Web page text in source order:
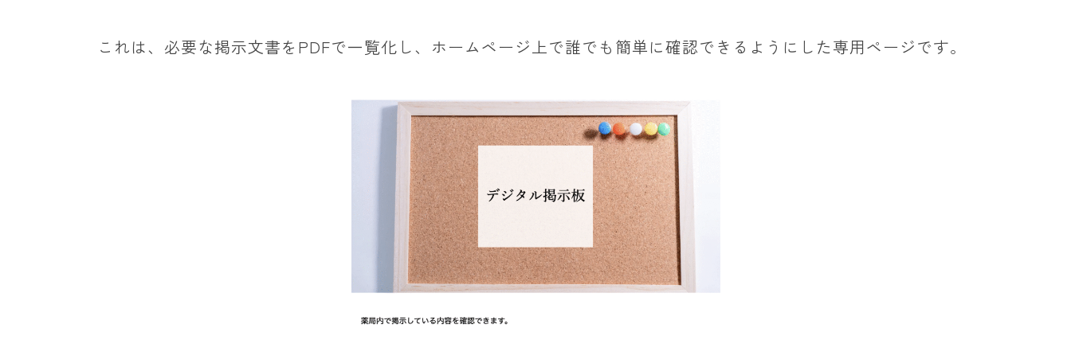
これは、必要な掲示文書をPDFで一覧化し、ホームページ上で誰でも簡単に確認できるようにした専用ページです。